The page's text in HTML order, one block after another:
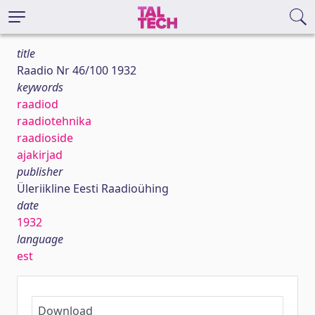
title
Raadio Nr 46/100 1932
keywords
raadiod
raadiotehnika
raadioside
ajakirjad
publisher
Üleriikline Eesti Raadioühing
date
1932
language
est
Download